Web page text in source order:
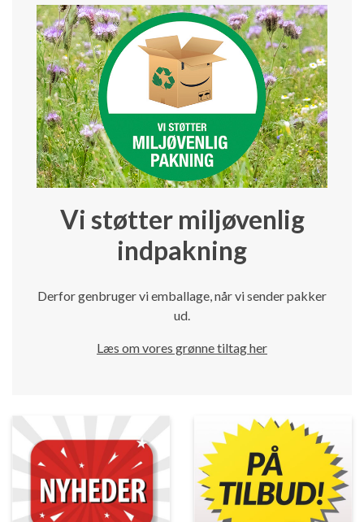
Vi støtter miljøvenlig
indpakning
Derfor genbruger vi emballage, når vi sender pakker
ud.
Læs om vores grønne tiltag her